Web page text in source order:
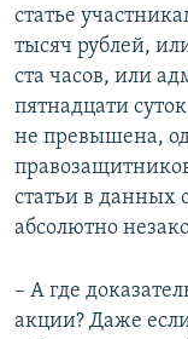
статье
тысяч рублей,
ста часов, или
пятнадцати
не превышена,
статьи в данных
абсолютно
– А где
акции? Даже